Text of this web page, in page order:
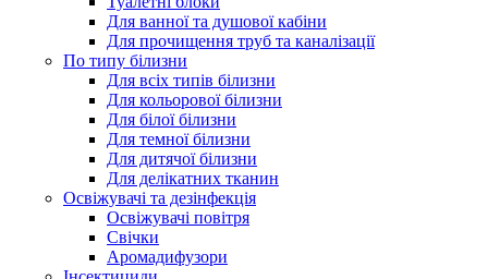
Для ванної та душової кабіни
Для прочищення труб та каналізації
По типу білизни
Для всіх типів білизни
Для кольорової білизни
Для білої білизни
Для темної білизни
Для дитячої білизни
Для делікатних тканин
Освіжувачі та дезінфекція
Освіжувачі повітря
Свічки
Аромадифузори